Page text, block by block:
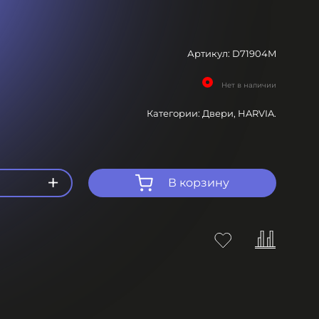
Артикул: D71904M
Нет в наличии
Категории: Двери, HARVIA.
В корзину
+